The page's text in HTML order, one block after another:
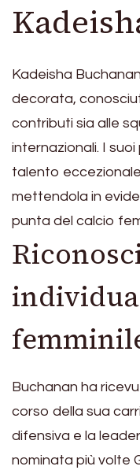
Kadeisha
decorata,
contributi sia alle
internazionali. I
talento
mettendola in
punta del calcio
Buchanan ha
corso della sua
difensiva e la
nominata più volte